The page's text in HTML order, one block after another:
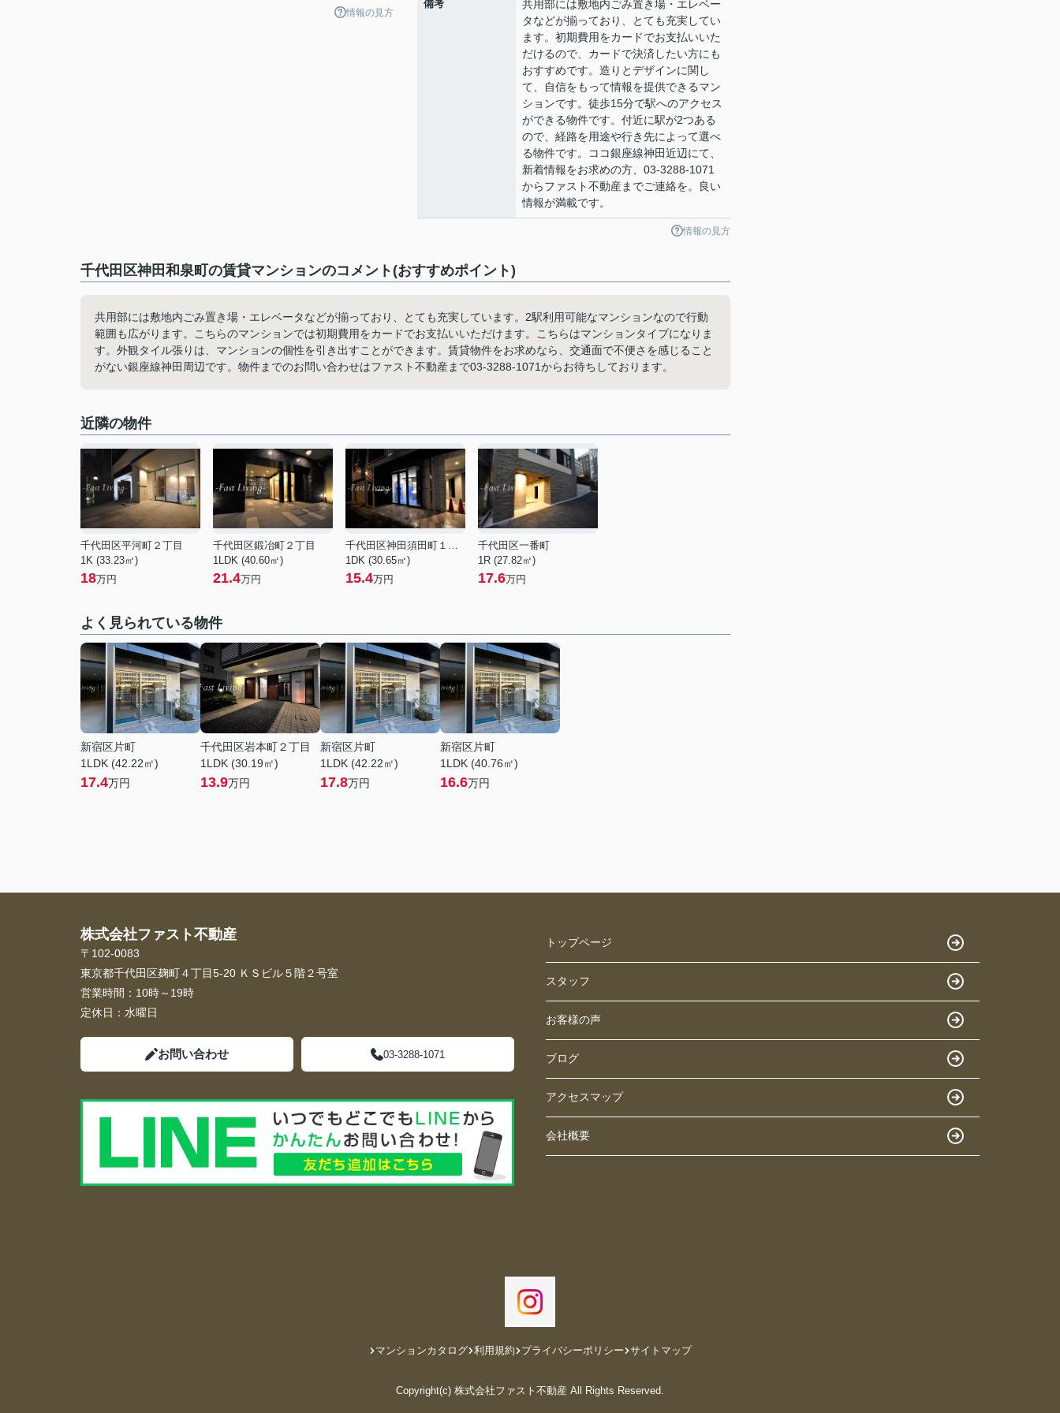
情報の見方
備考
共用部には敷地内ごみ置き場・エレベー
タなどが揃っており、とても充実してい
ます。初期費用をカードでお支払いいた
だけるので、カードで決済したい方にも
おすすめです。造りとデザインに関し
て、自信をもって情報を提供できるマン
ションです。徒歩15分で駅へのアクセス
ができる物件です。付近に駅が2つある
ので、経路を用途や行き先によって選べ
る物件です。ココ銀座線神田近辺にて、
新着情報をお求めの方、03-3288-1071
からファスト不動産までご連絡を。良い
情報が満載です。
情報の見方
千代田区神田和泉町の賃貸マンションのコメント(おすすめポイント)
共用部には敷地内ごみ置き場・エレベータなどが揃っており、とても充実しています。2駅利用可能なマンションなので行動
範囲も広がります。こちらのマンションでは初期費用をカードでお支払いいただけます。こちらはマンションタイプになりま
す。外観タイル張りは、マンションの個性を引き出すことができます。賃貸物件をお求めなら、交通面で不便さを感じること
がない銀座線神田周辺です。物件までのお問い合わせはファスト不動産まで03-3288-1071からお待ちしております。
近隣の物件
千代田区平河町２丁目
1K (33.23㎡)
18万円
千代田区鍛冶町２丁目
1LDK (40.60㎡)
21.4万円
千代田区神田須田町１丁目
1DK (30.65㎡)
15.4万円
千代田区一番町
1R (27.82㎡)
17.6万円
よく見られている物件
新宿区片町
1LDK (42.22㎡)
17.4万円
千代田区岩本町２丁目
1LDK (30.19㎡)
13.9万円
新宿区片町
1LDK (42.22㎡)
17.8万円
新宿区片町
1LDK (40.76㎡)
16.6万円
株式会社ファスト不動産
〒102-0083
東京都千代田区麹町４丁目5-20 ＫＳビル５階２号室
営業時間： 10時～19時
定休日： 水曜日
お問い合わせ 03-3288-1071
トップページ
スタッフ
お客様の声
ブログ
アクセスマップ
会社概要
マンションカタログ 利用規約 プライバシーポリシー サイトマップ
Copyright(c) 株式会社ファスト不動産 All Rights Reserved.